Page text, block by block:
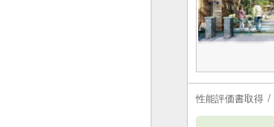
性能評価書取得